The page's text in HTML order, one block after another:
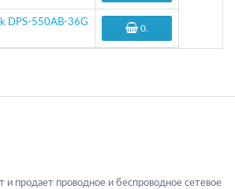
DPS-550AB-36G
0
и продает проводное и беспроводное сетевое